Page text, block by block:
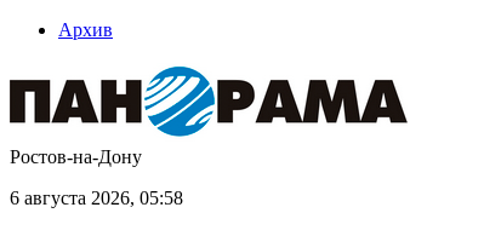
Архив
Ростов-на-Дону
6 августа 2026, 05:58